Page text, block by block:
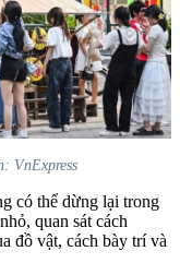
VnExpress
có thể dừng lại trong
quan sát cách
đồ vật, cách bày trí và